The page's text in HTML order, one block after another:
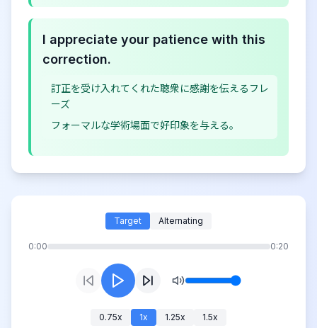
I appreciate your patience with this
correction.
訂正を受け入れてくれた聴衆に感謝を伝えるフレ
ーズ
フォーマルな学術場面で好印象を与える。
Target Alternating
0:00 0:20
0.75x 1x 1.25x 1.5x